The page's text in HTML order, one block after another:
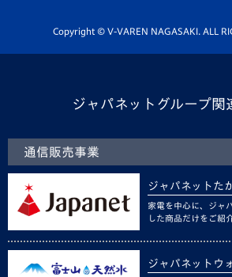
ホームタウン活動
Copyright © V-VAREN NAGASAKI. ALL
ジャパネットグループ関
通信販売事業
ジャパネットた
家電を中心に、ジャ
した商品だけをご紹
ジャパネットウ